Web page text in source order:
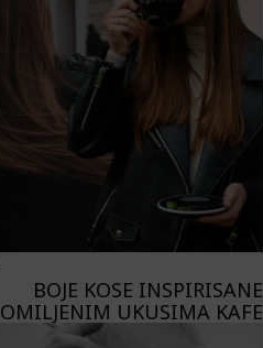
BOJE KOSE INSPIRISANE
OMILJENIM UKUSIMA KAFE